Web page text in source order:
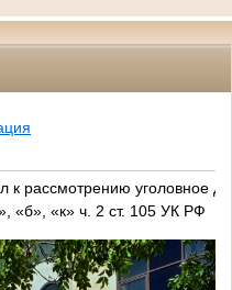
к рассмотрению уголовное
«б», «к» ч. 2 ст. 105 УК РФ